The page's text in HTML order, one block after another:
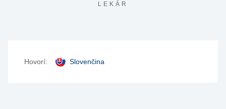
LEKÁR
Hovorí: Slovenčina